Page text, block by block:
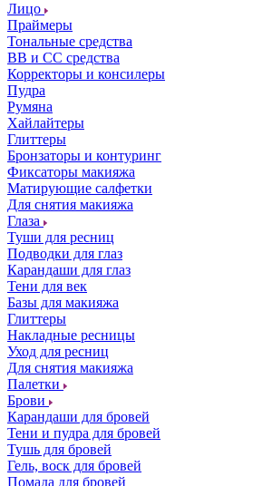
Лицо
Праймеры
Тональные средства
ВВ и СС средства
Корректоры и консилеры
Пудра
Румяна
Хайлайтеры
Глиттеры
Бронзаторы и контуринг
Фиксаторы макияжа
Матирующие салфетки
Для снятия макияжа
Глаза
Туши для ресниц
Подводки для глаз
Карандаши для глаз
Тени для век
Базы для макияжа
Глиттеры
Накладные ресницы
Уход для ресниц
Для снятия макияжа
Палетки
Брови
Карандаши для бровей
Тени и пудра для бровей
Тушь для бровей
Гель, воск для бровей
Помада для бровей